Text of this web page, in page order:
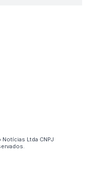
Ltda CNPJ